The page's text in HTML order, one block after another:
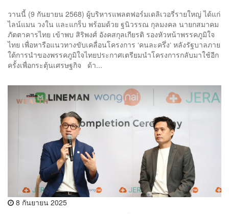
วานนี้ (9 กันยายน 2568) ผู้บริหารแพลตฟอร์มเดลิเวอรี่รายใหญ่ ได้แก่
ไลน์แมน วงใน และแกร็บ พร้อมด้วย ฐนิวรรณ กุลมงคล นายกสมาคม
ภัตตาคารไทย เข้าพบ สิริพงศ์ อังคสกุลเกียรติ รองหัวหน้าพรรคภูมิใจ
ไทย เพื่อหารือแนวทางขับเคลื่อนโครงการ ‘คนละครึ่ง‘ หลังรัฐบาลภาย
ใต้การนำของพรรคภูมิใจไทยประกาศเตรียมนำโครงการกลับมาใช้อีก
ครั้งเพื่อกระตุ้นเศรษฐกิจ ด้า...
8 กันยายน 2025